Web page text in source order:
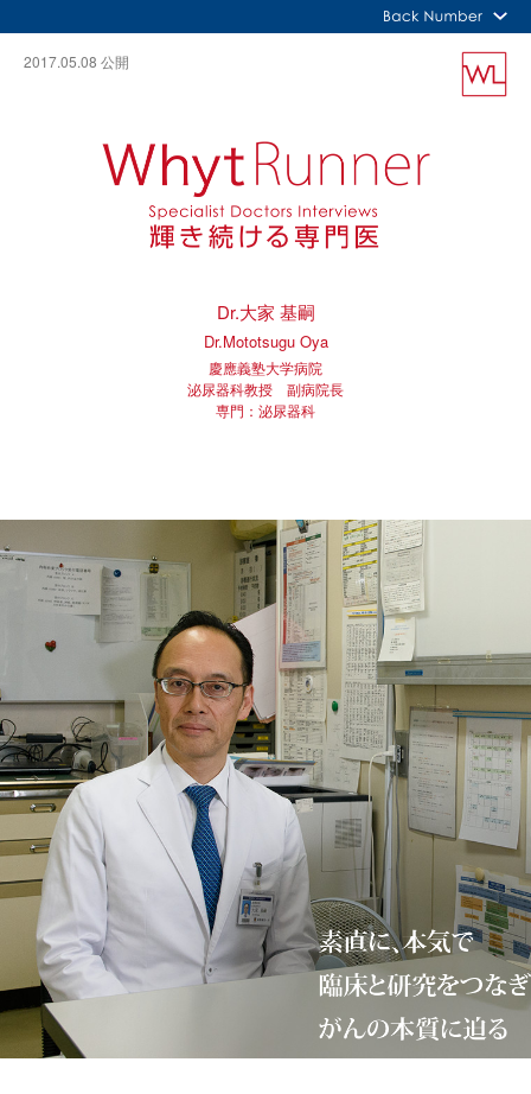
×
バックナンバー
2017.05.08 公開
Dr.大家 基嗣
Dr.Mototsugu Oya
慶應義塾大学病院
泌尿器科教授 副病院長
専門：泌尿器科